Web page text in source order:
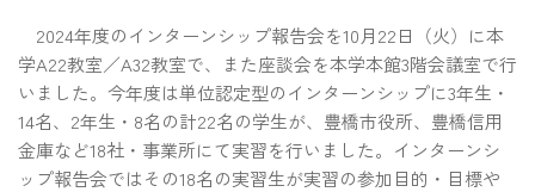
2024年度のインターンシップ報告会を10月22日（火）に本
学A22教室／A32教室で、また座談会を本学本館3階会議室で行
いました。今年度は単位認定型のインターンシップに3年生・
14名、2年生・8名の計22名の学生が、豊橋市役所、豊橋信用
金庫など18社・事業所にて実習を行いました。インターンシ
ップ報告会ではその18名の実習生が実習の参加目的・目標や